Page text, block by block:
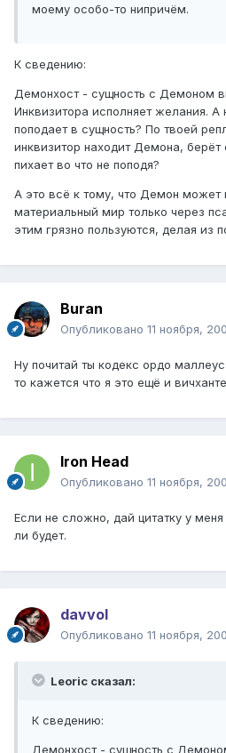
моему особо-то нипричём.
К сведению:
Демонхост - сущность с Демоном
Инквизитора исполняет желания.
поподает в сущность? По твоей
инквизитор находит Демона, берёт
пихает во что не поподя?
А это всё к тому, что Демон может
материальный мир только через
этим грязно пользуются, делая из
Buran
Опубликовано 11 ноября,
Ну почитай ты кодекс ордо
то кажется что я это ещё и
Iron Head
Опубликовано 11 ноября,
Если не сложно, дай цитатку у
ли будет.
davvol
Опубликовано 11 ноября,
Leoric сказал:
К сведению:
Демонхост - сущность с